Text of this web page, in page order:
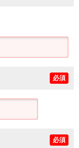
必須
必須